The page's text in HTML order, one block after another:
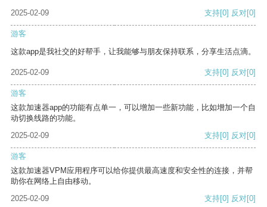
2025-02-09 支持[0] 反对[0]
游客
这款app是我社交的好帮手，让我能够与朋友保持联系，分享生活点滴。
2025-02-09 支持[0] 反对[0]
游客
这款加速器app的功能有点单一，可以增加一些新功能，比如增加一个自
动切换线路的功能。
2025-02-09
支持[0] 反对[0]
游客
这款加速器VPM应用程序可以给你提供最高速度和安全性的连接，并帮
助你在网络上自由移动。
2025-02-09
支持[0] 反对[0]